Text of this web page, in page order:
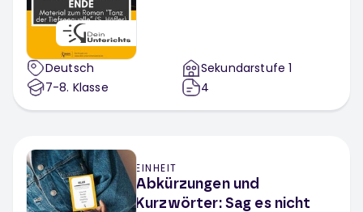
Deutsch
7-8. Klasse
Sekundarstufe 1
4
EINHEIT
Abkürzungen und
Kurzwörter: Sag es nicht